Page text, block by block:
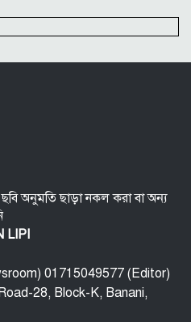
খানকে আদালতে তলব
৮১ বছর: বর্তমান বিশ্বে
অনুমতি ছাড়া নকল করা বা অন্য
LIPI
01715049577 (Editor)
28, Block-K, Banani,